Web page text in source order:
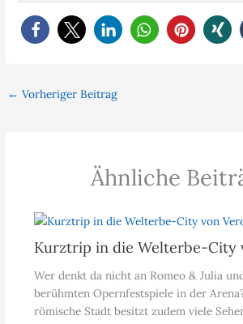
← Vorheriger Beitrag
Ähnliche
Kurztrip in die Welterbe-City
Wer denkt da nicht an Romeo & Julia
berühmten Opernfestspiele in der
römische Stadt besitzt zudem viele